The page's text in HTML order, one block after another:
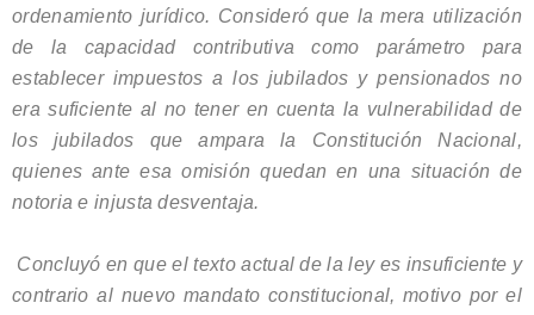
ordenamiento jurídico. Consideró que la mera utilización
de la capacidad contributiva como parámetro para
establecer impuestos a los jubilados y pensionados no
era suficiente al no tener en cuenta la vulnerabilidad de
los jubilados que ampara la Constitución Nacional,
quienes ante esa omisión quedan en una situación de
notoria e injusta desventaja.
Concluyó en que el texto actual de la ley es insuficiente y
contrario al nuevo mandato constitucional, motivo por el